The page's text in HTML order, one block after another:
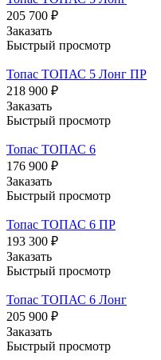
205 700 ₽
Заказать
Быстрый просмотр
Топас ТОПАС 5 Лонг ПР
218 900 ₽
Заказать
Быстрый просмотр
Топас ТОПАС 6
176 900 ₽
Заказать
Быстрый просмотр
Топас ТОПАС 6 ПР
193 300 ₽
Заказать
Быстрый просмотр
Топас ТОПАС 6 Лонг
205 900 ₽
Заказать
Быстрый просмотр